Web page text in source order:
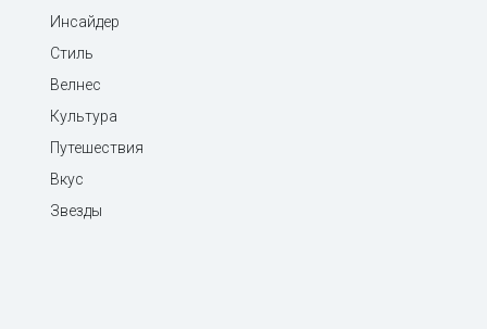
Инсайдер
Стиль
Велнес
Культура
Путешествия
Вкус
Звезды